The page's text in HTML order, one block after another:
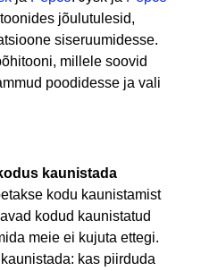
jõulutulesid,
siseruumidesse.
millele soovid
poodidesse ja vali
kaunistada
kodu kaunistamist
kodud kaunistatud
meie ei kujuta ettegi.
kas piirduda